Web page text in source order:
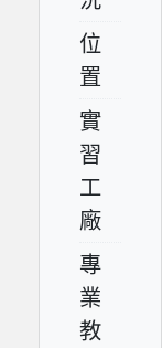
位
置
實
習
工
廠
專
業
教